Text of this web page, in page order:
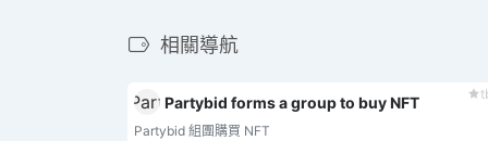
相關導航
Partybid forms a group to buy NFT
Partybid 組團購買 NFT